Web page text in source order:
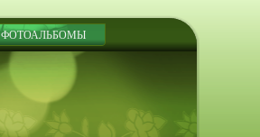
ФОТОАЛЬБОМЫ